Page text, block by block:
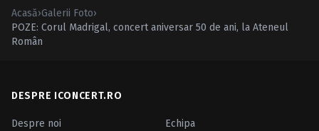
Acasă›Galerii Foto›
POZE: Corul Madrigal, concert aniversar 50 de ani, la Ateneul
Român
DESPRE ICONCERT.RO
Despre noi
Echipa